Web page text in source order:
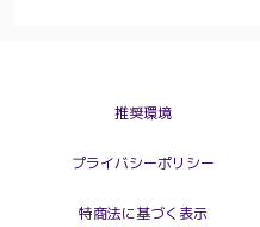
推奨環境
プライバシーポリシー
特商法に基づく表示